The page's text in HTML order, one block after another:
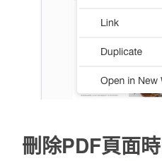
刪除PDF頁面